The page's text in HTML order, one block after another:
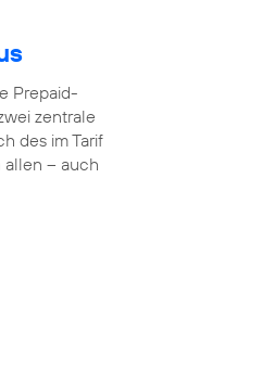
Prepaid-
zentrale
des im Tarif
– auch